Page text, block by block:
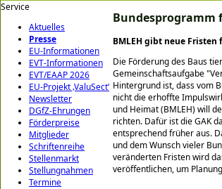
Service
Aktuelles
Presse
EU-Informationen
EVT-Informationen
EVT/EAAP 2026
EU-Projekt ‚ValuSect‘
Newsletter
DGfZ-Ehrungen
Förderpreise
Mitglieder
Schriftenreihe
Stellenmarkt
Stellungnahmen
Termine
Bundesprogramm
BMLEH gibt neue
Die Förderung des Baus
Gemeinschaftsaufgabe
Hintergrund ist, dass vom
nicht die erhoffte
und Heimat (BMLEH) will
richten. Dafür ist die GAK
entsprechend früher aus.
und dem Wunsch vieler
veränderten Fristen wird
veröffentlichen, um